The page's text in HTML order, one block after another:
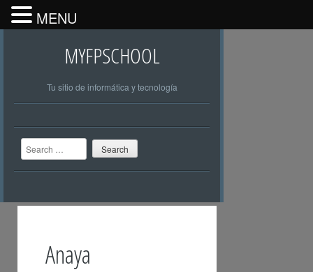
MYFPSCHOOL
Tu sitio de informática y tecnología
Search
Anaya
MENU